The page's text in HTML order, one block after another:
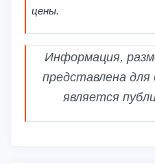
цены.
Информация,
представлена для
является